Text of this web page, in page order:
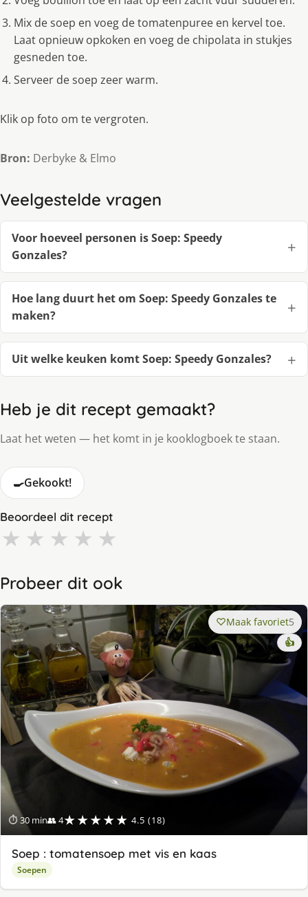
Mix de soep en voeg de tomatenpuree en kervel toe.
Laat opnieuw opkoken en voeg de chipolata in stukjes
gesneden toe.
Serveer de soep zeer warm.
Klik op foto om te vergroten.
Bron: Derbyke & Elmo
Veelgestelde vragen
Voor hoeveel personen is Soep: Speedy
Gonzales?
Hoe lang duurt het om Soep: Speedy Gonzales te
maken?
Uit welke keuken komt Soep: Speedy Gonzales?
Heb je dit recept gemaakt?
Laat het weten — het komt in je kooklogboek te staan.
🍳Gekookt!
Beoordeel dit recept
★ ★ ★ ★ ★
Probeer dit ook
⏱ 30 min👥 4★★★★★ 4.5 (18)
Maak favoriet5
👍
Soep : tomatensoep met vis en kaas
Soepen